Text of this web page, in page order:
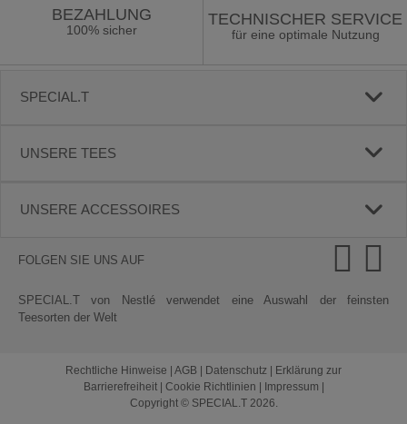
BEZAHLUNG
100% sicher
TECHNISCHER SERVICE
für eine optimale Nutzung
SPECIAL.T
UNSERE TEES
UNSERE ACCESSOIRES
FOLGEN SIE UNS AUF
SPECIAL.T von Nestlé verwendet eine Auswahl der feinsten
Teesorten der Welt
Rechtliche Hinweise AGB Datenschutz
Erklärung zur
Barrierefreiheit| Cookie Richtlinien Impressum
Copyright © SPECIAL.T 2026.